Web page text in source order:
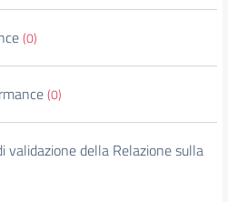
(0)
(0)
validazione della Relazione sulla